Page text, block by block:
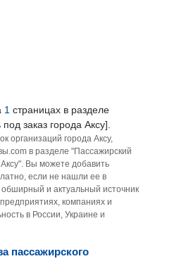
1 страницах в разделе
заказ города Аксу].
организаций города Аксу,
в разделе "Пассажирский
Вы можете добавить
если не нашли ее в
и актуальный источник
компаниях и
в России, Украине и
пассажирского